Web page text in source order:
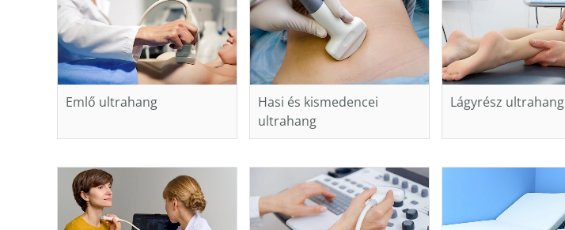
Emlő ultrahang
Hasi és kismedencei
ultrahang
Lágyrész ultrahang